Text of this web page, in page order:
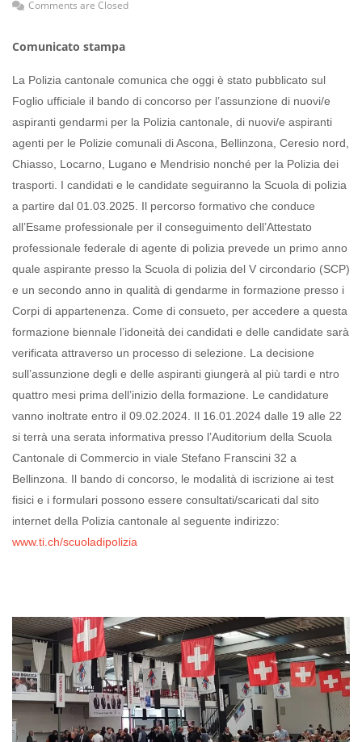
Comments are Closed
Comunicato stampa
La Polizia cantonale comunica che oggi è stato pubblicato sul
Foglio ufficiale il bando di concorso per l’assunzione di nuovi/e
aspiranti gendarmi per la Polizia cantonale, di nuovi/e aspiranti
agenti per le Polizie comunali di Ascona, Bellinzona, Ceresio nord,
Chiasso, Locarno, Lugano e Mendrisio nonché per la Polizia dei
trasporti. I candidati e le candidate seguiranno la Scuola di polizia
a partire dal 01.03.2025. Il percorso formativo che conduce
all’Esame professionale per il conseguimento dell’Attestato
professionale federale di agente di polizia prevede un primo anno
quale aspirante presso la Scuola di polizia del V circondario (SCP)
e un secondo anno in qualità di gendarme in formazione presso i
Corpi di appartenenza. Come di consueto, per accedere a questa
formazione biennale l’idoneità dei candidati e delle candidate sarà
verificata attraverso un processo di selezione. La decisione
sull’assunzione degli e delle aspiranti giungerà al più tardi e ntro
quattro mesi prima dell’inizio della formazione. Le candidature
vanno inoltrate entro il 09.02.2024. Il 16.01.2024 dalle 19 alle 22
si terrà una serata informativa presso l’Auditorium della Scuola
Cantonale di Commercio in viale Stefano Franscini 32 a
Bellinzona. Il bando di concorso, le modalità di iscrizione ai test
fisici e i formulari possono essere consultati/scaricati dal sito
internet della Polizia cantonale al seguente indirizzo:
www.ti.ch/scuoladipolizia